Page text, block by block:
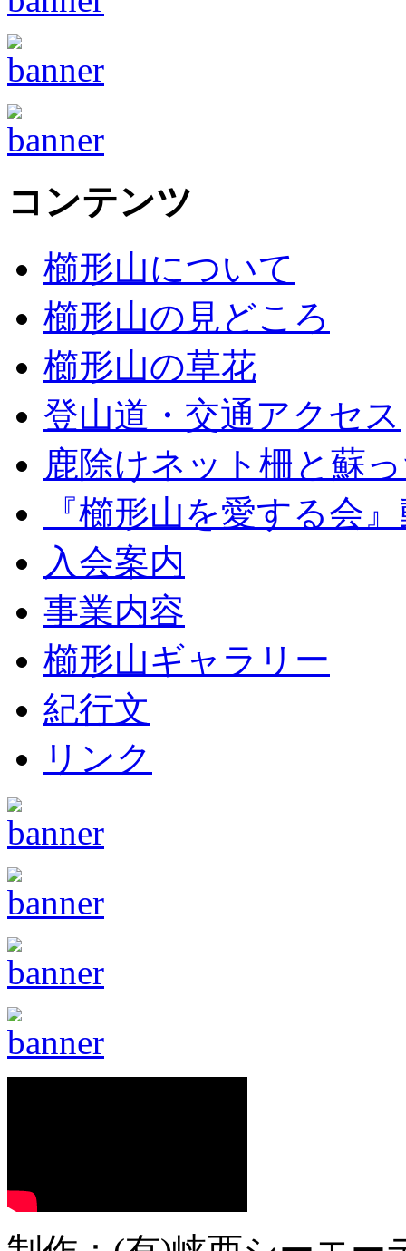
コンテンツ
櫛形山について
櫛形山の見どころ
櫛形山の草花
登山道・交通アクセス
鹿除けネット柵と蘇
『櫛形山を愛する会
入会案内
事業内容
櫛形山ギャラリー
紀行文
リンク